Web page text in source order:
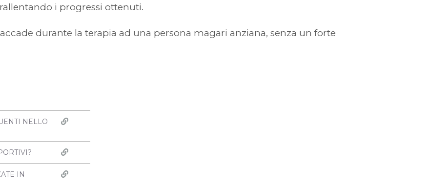
i progressi ottenuti.
durante la terapia ad una persona magari anziana, senza un forte
NELLO
IN